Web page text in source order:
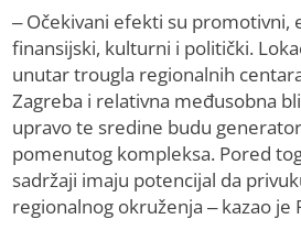
– Očekivani efekti su promotivni,
finansijski, kulturni i politički.
unutar trougla regionalnih
Zagreba i relativna međusobna
upravo te sredine budu
pomenutog kompleksa. Pored
sadržaji imaju potencijal da
regionalnog okruženja – kazao je